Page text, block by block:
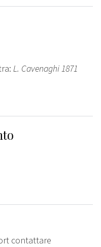
L. Cavenaghi 1871
contattare